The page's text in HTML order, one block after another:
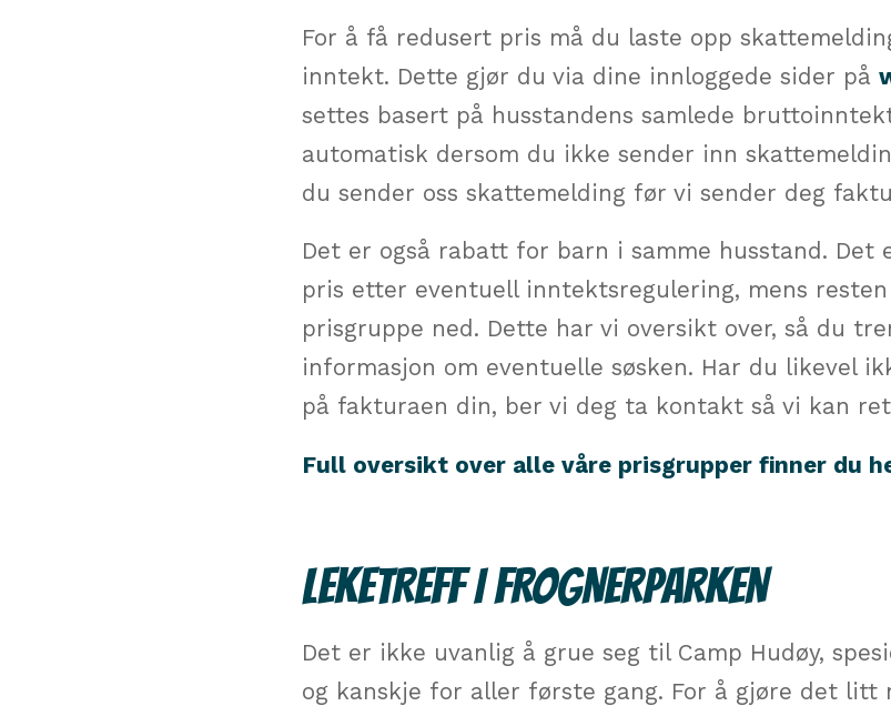
For å få redusert pris må du laste opp
inntekt. Dette gjør du via dine innloggede sider på
settes basert på husstandens samlede
automatisk dersom du ikke sender inn
du sender oss skattemelding før vi sender deg
Det er også rabatt for barn i samme husstand.
pris etter eventuell inntektsregulering, mens
prisgruppe ned. Dette har vi oversikt over, så du
informasjon om eventuelle søsken. Har du likevel
på fakturaen din, ber vi deg ta kontakt så vi kan
Full oversikt over alle våre prisgrupper finner du
LEKETREFF I FROGNERPARKEN
Det er ikke uvanlig å grue seg til Camp Hudøy,
og kanskje for aller første gang. For å gjøre det litt